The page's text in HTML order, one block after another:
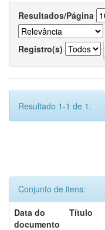
Resultados/Página
Registro(s)
Resultado 1-1 de 1.
Conjunto de itens:
Data do
documento
Título